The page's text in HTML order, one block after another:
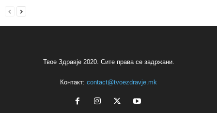
Твое Здравје 2020. Сите права се задржани.
Контакт: contact@tvoezdravje.mk